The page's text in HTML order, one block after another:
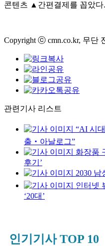
콘텐츠 ▲간편결제를 꼽았다.
Copyright ⓒ cmn.co.kr, 무단
관련기사 리스트
“AI 시
출‧아날로그”
화장품
후기’
2030 남
인터넷
‘20대’
인기기사 TOP 10